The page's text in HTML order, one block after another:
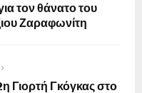
τον θάνατο του
Ζαραφωνίτη
Γιορτή Γκόγκας στο